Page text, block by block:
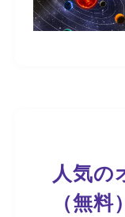
人気の
（無料）